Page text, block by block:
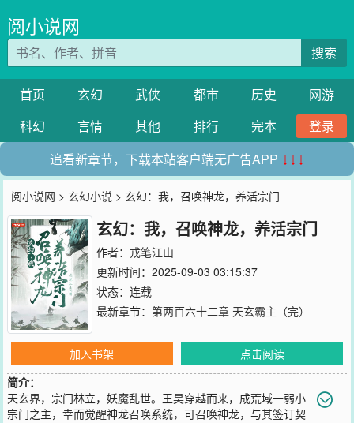
阅小说网
搜索
首页 玄幻 武侠 都市 历史
网游
科幻
言情 其他 排行 完本
登录
追看新章节，下载本站客户端无广告APP ↓↓↓
阅小说网 >玄幻小说 > 玄幻：我，召唤神龙，养活宗门
玄幻：我，召唤神龙，养活宗门
作者： 戎笔江山
更新时间：2025-09-03 03:15:37
状态：连载
最新章节： 第两百六十二章 天玄霸主（完）
加入书架
点击阅读
简介：
天玄界，宗门林立，妖魔乱世。王昊穿越而来，成荒域一弱小
宗门之主，幸而觉醒神龙召唤系统，可召唤神龙，与其签订契